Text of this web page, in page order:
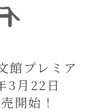
プレミア
3月22日
開始！